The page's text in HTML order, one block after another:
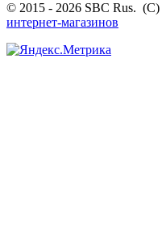
© 2015 - 2026 SBC Rus. (С)
интернет-магазинов